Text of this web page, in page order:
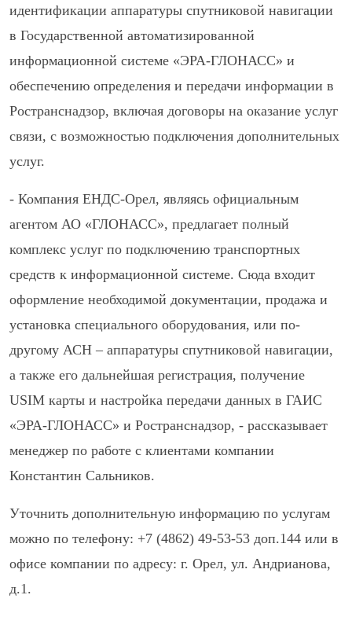
идентификации аппаратуры спутниковой навигации
в Государственной автоматизированной
информационной системе «ЭРА-ГЛОНАСС» и
обеспечению определения и передачи информации в
Ространснадзор, включая договоры на оказание услуг
связи, с возможностью подключения дополнительных
услуг.
- Компания ЕНДС-Орел, являясь официальным
агентом АО «ГЛОНАСС», предлагает полный
комплекс услуг по подключению транспортных
средств к информационной системе. Сюда входит
оформление необходимой документации, продажа и
установка специального оборудования, или по-
другому АСН – аппаратуры спутниковой навигации,
а также его дальнейшая регистрация, получение
USIM карты и настройка передачи данных в ГАИС
«ЭРА-ГЛОНАСС» и Ространснадзор, - рассказывает
менеджер по работе с клиентами компании
Константин Сальников.
Уточнить дополнительную информацию по услугам
можно по телефону: +7 (4862) 49-53-53 доп.144 или в
офисе компании по адресу: г. Орел, ул. Андрианова,
д.1.